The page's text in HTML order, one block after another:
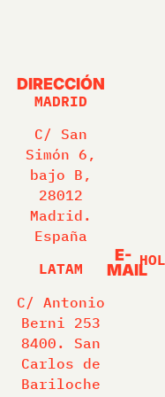
DIRECCIÓN
MADRID
C/ San
Simón 6,
bajo B,
28012
Madrid.
España
LATAM
C/ Antonio
Berni 253
8400. San
Carlos de
Bariloche
E-
MAIL